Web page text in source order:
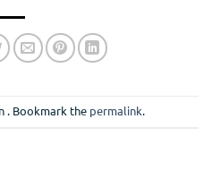
. Bookmark the permalink.